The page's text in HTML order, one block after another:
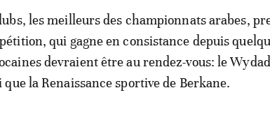
les meilleurs des championnats arabes,
qui gagne en consistance depuis
devraient être au rendez-vous: le
que la Renaissance sportive de Berkane.